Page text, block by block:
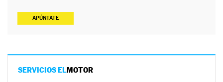
APÚNTATE
SERVICIOS ELMOTOR